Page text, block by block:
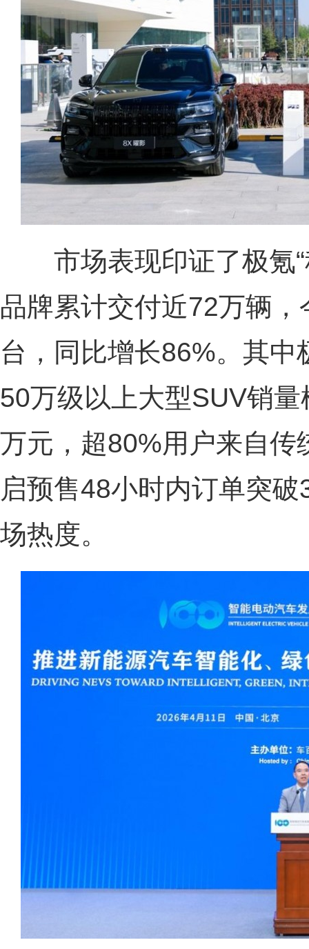
市场表现印证了极氪“
品牌累计交付近72万辆
台，同比增长86%。其
50万级以上大型SUV销
万元，超80%用户来自传
启预售48小时内订单突
场热度。